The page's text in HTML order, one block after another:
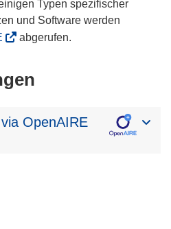
Typen spezifischer
und Software werden
abgerufen.
OpenAIRE